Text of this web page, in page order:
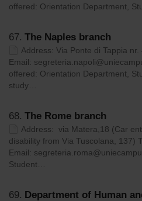
offered: Orientation Department,
67. The Naples branch
Address: Via Ponte di Tappia
Email:
offered: Orientation Department,
study…
68. The Rome branch
Address: via Matera,18 (Car
disability from Via Tuscolana, 137)
Email:
Student…
69. Department of Human